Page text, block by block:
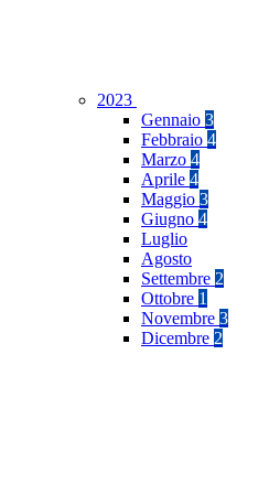
2023
Gennaio 3
Febbraio 4
Marzo 4
Aprile 4
Maggio 3
Giugno 4
Luglio
Agosto
Settembre 2
Ottobre 1
Novembre 3
Dicembre 2